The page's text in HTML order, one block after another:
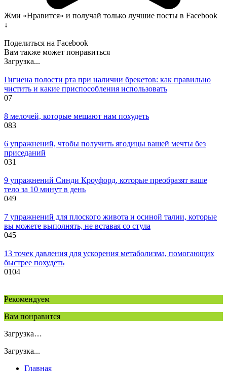
Жми «Нравится» и получай только лучшие посты в Facebook
↓
Поделиться на Facebook
Вам также может понравиться
Загрузка...
Гигиена полости рта при наличии брекетов: как правильно
чистить и какие приспособления использовать
07
8 мелочей, которые мешают нам похудеть
083
6 упражнений, чтобы получить ягодицы вашей мечты без
приседаний
031
9 упражнений Синди Кроуфорд, которые преобразят ваше
тело за 10 минут в день
049
7 упражнений для плоского живота и осиной талии, которые
вы можете выполнять, не вставая со стула
045
13 точек давления для ускорения метаболизма, помогающих
быстрее похудеть
0104
Рекомендуем
Вам понравится
Загрузка…
Загрузка...
Главная